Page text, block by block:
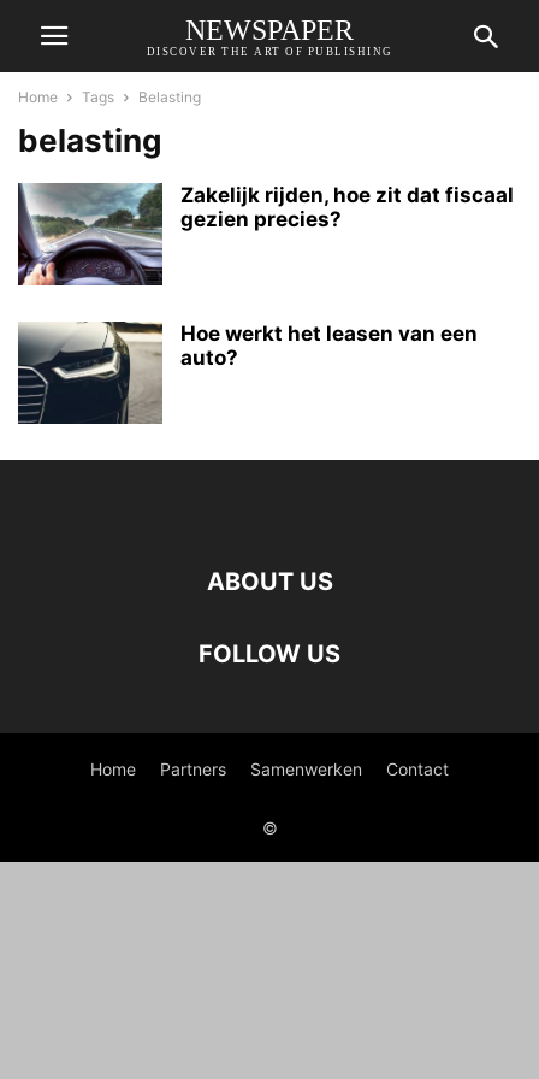
NEWSPAPER
DISCOVER THE ART OF PUBLISHING
Home Tags Belasting
belasting
Zakelijk rijden, hoe zit dat fiscaal
gezien precies?
Hoe werkt het leasen van een
auto?
ABOUT US
FOLLOW US
Home Partners Samenwerken Contact
©